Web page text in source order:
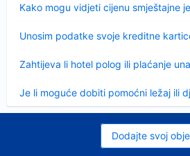
Kako mogu vidjeti cijenu smještajne
Unosim podatke svoje kreditne
Zahtijeva li hotel polog ili plaćanje
Je li moguće dobiti pomoćni ležaj ili
Dodajte svoj